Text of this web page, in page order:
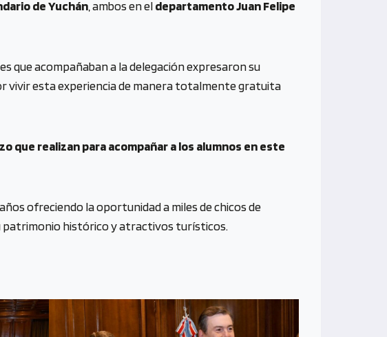
de Yuchán , ambos en eldepartamento Juan Felipe
que acompañaban a la delegación expresaron su
vivir esta experiencia de manera totalmente gratuita
que realizan para acompañar a los alumnos en este
años ofreciendo la oportunidad a miles de chicos de
patrimonio histórico y atractivos turísticos.